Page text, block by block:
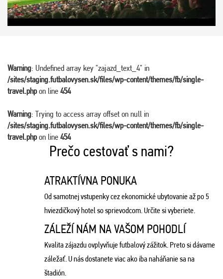
Warning: Undefined array key "zajazd_text_4" in
/sites/staging.futbalovysen.sk/files/wp-content/themes/fb/single-
travel.phpon line 454
Warning: Trying to access array offset on null in
/sites/staging.futbalovysen.sk/files/wp-content/themes/fb/single-
travel.phpon line 454
Prečo cestovať s nami?
ATRAKTÍVNA PONUKA
Od samotnej vstupenky cez ekonomické ubytovanie až po 5
hviezdičkový hotel so sprievodcom. Určite si vyberiete.
ZÁLEŽÍ NÁM NA VAŠOM POHODLÍ
Kvalita zájazdu ovplyvňuje futbalový zážitok. Preto si dávame
záležať. U nás dostanete viac ako iba naháňanie sa na
štadión.